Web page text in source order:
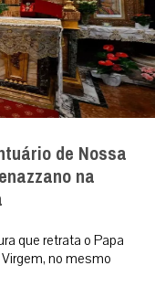
de Nossa
na
que retrata o Papa
no mesmo